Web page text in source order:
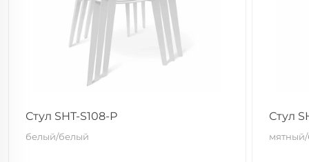
Стул SHT-S108-P
белый/белый
Стул